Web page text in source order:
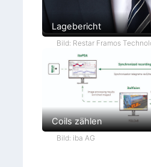
Lagebericht
Bild: Restar Framos
Coils zählen
Bild: iba AG